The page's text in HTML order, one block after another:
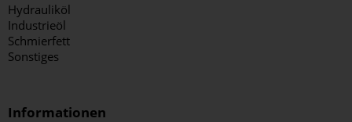
Hydrauliköl
Industrieöl
Schmierfett
Sonstiges
Informationen